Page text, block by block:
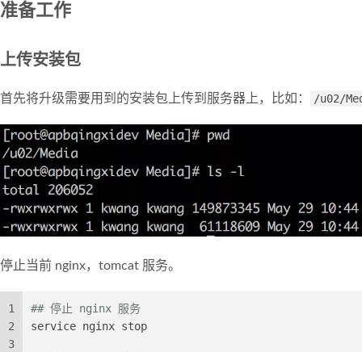
准备工作
上传安装包
首先将升级需要用到的安装包上传到服务器上，比如： /u02/
停止当前 nginx，tomcat 服务。
1
2
3
## 停止 nginx 服务
service nginx stop